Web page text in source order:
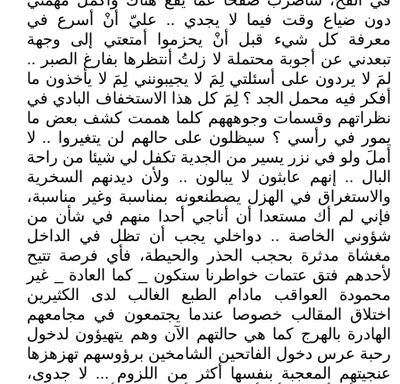
دون ضياع وقت فيما لا يجدي .. عليّ أنْ أسرع في
معرفة كل شيء قبل أنْ يحزموا أمتعتي إلى وجهة
تبعدني عن أجوبة محتملة لا زلتُ أنتظرها بفارغ الصبر ..
لمَ لا يردون على أسئلتي لِمَ لا يجيبونني لِمَ لا يأخذون ما
أفكر فيه محمل الجد ؟ لِمَ كل هذا الاستخفاف البادي في
نظراتهم وقسمات وجوهههم كلما هممت كشف بعض ما
يمور في رأسي ؟ سيظلون على حالهم لن يتغيروا .. لا
أملَ ولو في نزر يسير من الجدية تكفل لي شيئا من راحة
البال .. إنهم عابثون لا يبالون .. ولأن ديدنهم السخرية
والاستغراق في الهزل يصطنعونه بمناسبة وغير مناسبة،
فإني لم أك مستعدا أن أناجي أحدا منهم في شأن من
شؤوني الخاصة .. دواخلي يجب أن تظل في الداخل
مغشاة مدثرة بحجب الحذر والحيطة، فأي فرصة تتيح
لأحدهم فتق عتمات خواطرنا ستكون _ كما العادة _ غير
محمودة العواقب مادام الطبع الغالب لدى الكثيرين
اختلاق المقالب خصوصا عندما يجتمعون في مجامعهم
الهادرة بالهرج كما هي حالتهم الآن وهم يتهيؤون لدخول
رحبة عرس دخول الفاتحين الشامخين برؤوسهم تهزهزها
عنجيتهم المعجبة بنفسها أكثر من اللزوم ... لا جدوى،